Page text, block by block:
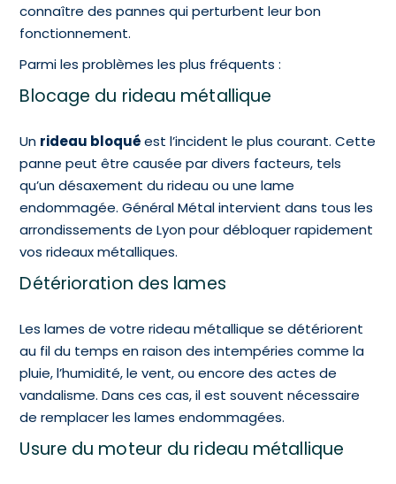
connaître des pannes qui perturbent leur bon
fonctionnement.
Parmi les problèmes les plus fréquents :
Blocage du rideau métallique
Un rideau bloquéest l’incident le plus courant. Cette
panne peut être causée par divers facteurs, tels
qu’un désaxement du rideau ou une lame
endommagée. Général Métal intervient dans tous les
arrondissements de Lyon pour débloquer rapidement
vos rideaux métalliques.
Détérioration des lames
Les lames de votre rideau métallique se détériorent
au fil du temps en raison des intempéries comme la
pluie, l’humidité, le vent, ou encore des actes de
vandalisme. Dans ces cas, il est souvent nécessaire
de remplacer les lames endommagées.
Usure du moteur du rideau métallique